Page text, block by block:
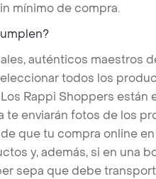
mínimo de compra.
auténticos maestros
todos los
Rappi Shoppers
enviarán fotos de los
que tu compra online
y, además, si en una
sepa que debe